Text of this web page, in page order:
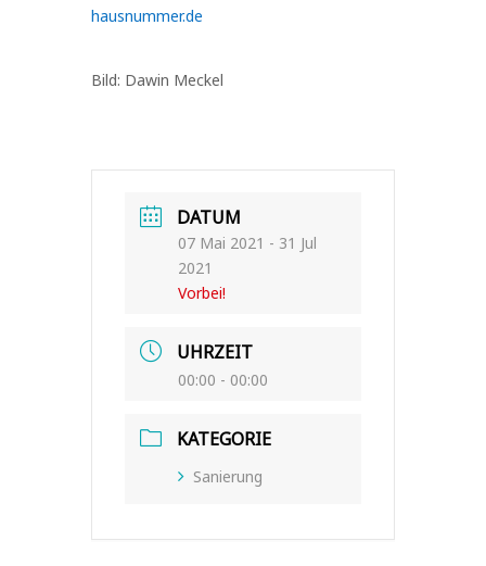
hausnummer.de
Bild: Dawin Meckel
DATUM
07 Mai 2021 - 31 Jul
2021
Vorbei!
UHRZEIT
00:00 - 00:00
KATEGORIE
Sanierung